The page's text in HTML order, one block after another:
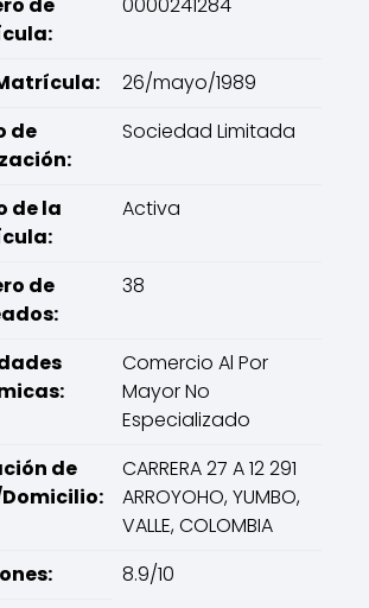
26/mayo/1989
de
Sociedad Limitada
de la
Activa
de
38
Comercio Al Por
Mayor No
Especializado
de
CARRERA 27 A 12 291
ARROYOHO, YUMBO,
VALLE, COLOMBIA
8.9/10